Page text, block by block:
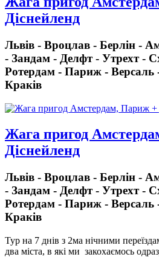
Діснейленд
Львів - Вроцлав - Берлін -
- Зандам - Делфт - Утрехт -
Ротердам - Париж - Версаль
Краків
Жага пригод
Діснейленд
Львів - Вроцлав - Берлін -
- Зандам - Делфт - Утрехт -
Ротердам - Париж - Версаль
Краків
Тур на 7 днів з 2ма нічними
два міста, в які ми закохаємось